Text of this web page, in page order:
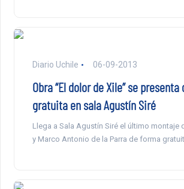
Diario Uchile 06-09-2013
Obra “El dolor de Xile” se
gratuita en sala Agustín Siré
Llega a Sala Agustín Siré el último montaje
y Marco Antonio de la Parra de forma